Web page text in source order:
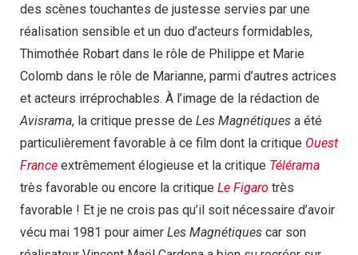
des scènes touchantes de justesse servies par une
réalisation sensible et un duo d’acteurs formidables,
Thimothée Robart dans le rôle de Philippe et Marie
Colomb dans le rôle de Marianne, parmi d’autres actrices
et acteurs irréprochables. À l’image de la rédaction de
Avisrama, la critique presse de Les Magnétiques a été
particulièrement favorable à ce film dont la critique Ouest
France extrêmement élogieuse et la critique Télérama
très favorable ou encore la critique Le Figaro très
favorable ! Et je ne crois pas qu’il soit nécessaire d’avoir
vécu mai 1981 pour aimer Les Magnétiques car son